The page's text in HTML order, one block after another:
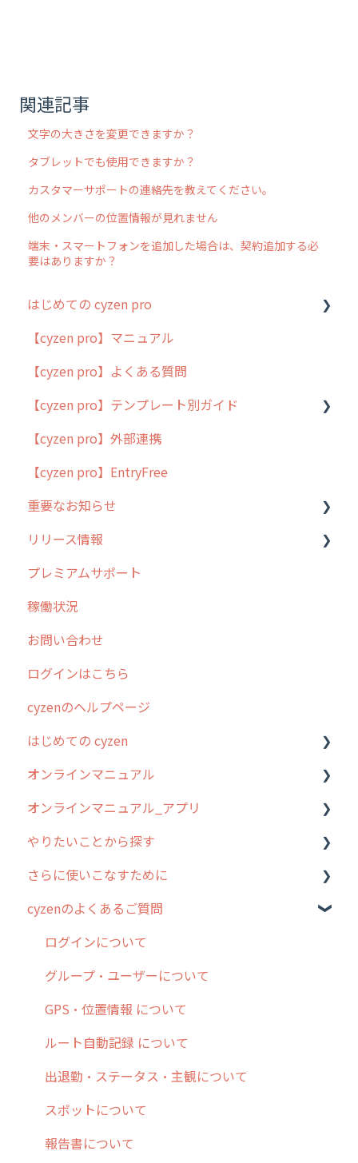
関連記事
文字の大きさを変更できますか？
タブレットでも使用できますか？
カスタマーサポートの連絡先を教えてください。
他のメンバーの位置情報が見れません
端末・スマートフォンを追加した場合は、契約追加する必
要はありますか？
はじめての cyzen pro
cyzen pro とは？
簡易マニュアル
cyzen proの位置情報取得について
用語集
よくある質問
【cyzen pro】マニュアル
【cyzen pro】よくある質問
【cyzen pro】テンプレート別ガイド
ポスティング
ラウンダー
メンテナンス
外廻り営業
清掃
不動産
【cyzen pro】外部連携
【cyzen pro】EntryFree
重要なお知らせ
過去の重要なお知らせ
障害情報
リリース情報
リリース
2026年のリリース情報
2025年のリリース情報
2024年のリリース情報
2023年のリリース情報
過去のリリース
2019年までのリリース情報
お客様の声を実現しました
プレミアムサポート
稼働状況
お問い合わせ
ログインはこちら
cyzenのヘルプページ
はじめての cyzen
0. はじめてのcyzenの使い方
1. cyzenについて知ろう
2. 主要機能の概要
3. cyzenの位置情報取得について
4. cyzen利用前の準備：システム管理者編
5. 基本的な使い方：システム管理者編
6. 基本的な使い方：ユーザー編
7. 初心者向けよくある質問集
8. 用語集
9. もっと便利に利用するための設定
10.ユーザー向けおすすめの使い方
【業界業種別】cyzen設定方法
オンラインマニュアル
管理サイトの使い始め
ユーザー・グループ管理
行動管理
予定管理
スポット
ステータス・主観
報告書・行動種別
勤怠管理
活動通知
パフォーマンス
帳票出力
オンラインマニュアル_アプリ
アプリの使い始め
ホーム画面
スポット
報告閲覧
予定
日報
履歴
メンバー
メッセージ
パフォーマンス
やりたいことから探す
行動管理
勤怠管理
予定管理
スポット
ステータス・主観
報告書・行動種別
ユーザー・グループ管理
メッセージ機能
活動通知
さらに使いこなすために
はじめに
スポット・ステータス関連オプション
交通費自動計算
安全走行支援
写真管理・高画質化
ダッシュボード（BI）・パフォーマンス
連携オプション
その他オプション
cyzenのよくあるご質問
ログインについて
グループ・ユーザーについて
GPS・位置情報 について
ルート自動記録 について
出退勤・ステータス・主観について
スポットについて
報告書について